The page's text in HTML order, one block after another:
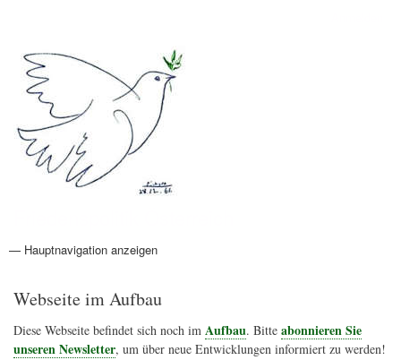
Hauptnavigation
— Hauptnavigation anzeigen
Aktionen
Friedensbewegung
Friedensprojekte
Home
Konflikte
Links
Narichtenlinks
News
Politik
Termine
Texte
Kunst
Friedensexperten
Friedensforschung
Friedensinitiativen
Friedensnachrichten
Webseite im Aufbau
Diese Webseite befindet sich noch im Aufbau. Bitte abonnieren Sie
unseren Newsletter, um über neue Entwicklungen informiert zu werden!